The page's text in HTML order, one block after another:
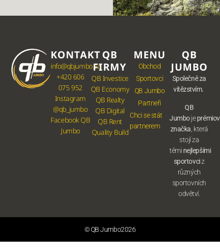
KONTAKT
info@qbjumbo.cz
+420 606
075 952
Instagram
@qb_jumbo
Facebook QB
Jumbo
QB
FIRMY
QB Investice
QB Economy
QB Realty
QB Digital
QB Rent
Quality Build
MENU
Obchod
Sportovci
QB Jumbo
Partneři
Chci se stát
partnerem
QB
JUMBO
Společně za
vítězstvím.
QB
Jumboje
značka , která
stojí za
těmi nejlepšími
sportovciz
různých
sportovních
odvětví.
© QB Jumbo2026